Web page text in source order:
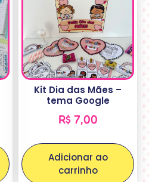
Kit Dia das Mães –
tema Google
R$7,00
Adicionar ao
carrinho